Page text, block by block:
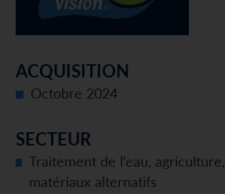
ACQUISITION
Octobre 2024
SECTEUR
Traitement de l’eau, agriculture,
matériaux alternatifs